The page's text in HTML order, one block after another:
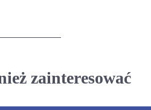
zainteresować